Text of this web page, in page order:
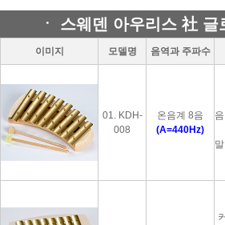
ㆍ 스웨덴 아우리스 社
이미지 모델명 음역과 주파수
01. KDH-
008
온음계 8음
(A=440Hz)